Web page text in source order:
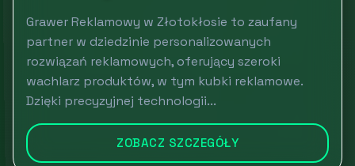
Grawer Reklamowy w Złotokłosie to zaufany
partner w dziedzinie personalizowanych
rozwiązań reklamowych, oferujący szeroki
wachlarz produktów, w tym kubki reklamowe.
Dzięki precyzyjnej technologii...
ZOBACZ SZCZEGÓŁY